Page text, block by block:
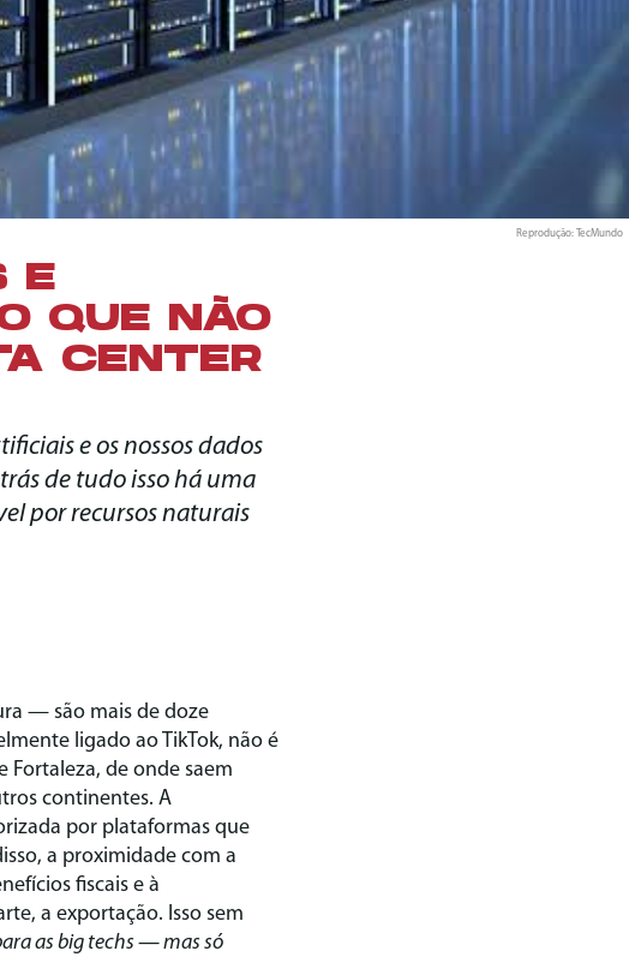
Reprodução: TecMundo
E
QUE NÃO
CENTER
e os nossos dados
de tudo isso há uma
por recursos naturais
— são mais de doze
ligado ao TikTok, não é
Fortaleza, de onde saem
continentes. A
por plataformas que
a proximidade com a
fiscais e à
a exportação. Isso sem
as big techs — mas só